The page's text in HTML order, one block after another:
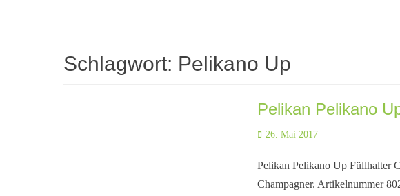
Schlagwort: Pelikano Up
Pelikan Pelikano
Posted
26. Mai 2017
Pelikan Pelikano Up Füllhalter
Champagner. Artikelnummer